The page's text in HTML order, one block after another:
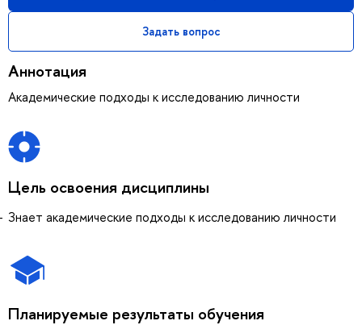
Задать вопрос
Аннотация
Академические подходы к исследованию личности
Цель освоения дисциплины
Знает академические подходы к исследованию личности
Планируемые результаты обучения